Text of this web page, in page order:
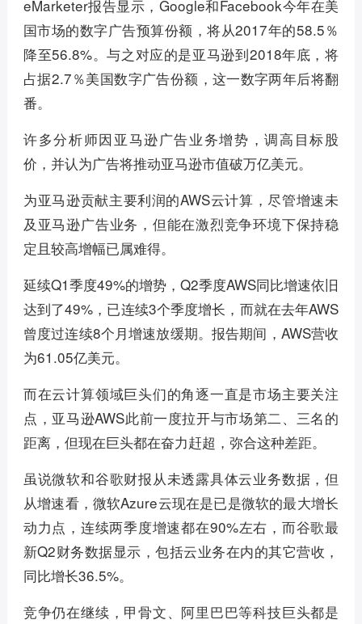
eMarketer报告显示，Google和Facebook今年在美
国市场的数字广告预算份额，将从2017年的58.5％
降至56.8%。与之对应的是亚马逊到2018年底，将
占据2.7％美国数字广告份额，这一数字两年后将翻
番。
许多分析师因亚马逊广告业务增势，调高目标股
价，并认为广告将推动亚马逊市值破万亿美元。
为亚马逊贡献主要利润的AWS云计算，尽管增速未
及亚马逊广告业务，但能在激烈竞争环境下保持稳
定且较高增幅已属难得。
延续Q1季度49%的增势，Q2季度AWS同比增速依旧
达到了49%，已连续3个季度增长，而就在去年AWS
曾度过连续8个月增速放缓期。报告期间，AWS营收
为61.05亿美元。
而在云计算领域巨头们的角逐一直是市场主要关注
点，亚马逊AWS此前一度拉开与市场第二、三名的
距离，但现在巨头都在奋力赶超，弥合这种差距。
虽说微软和谷歌财报从未透露具体云业务数据，但
从增速看，微软Azure云现在是已是微软的最大增长
动力点，连续两季度增速都在90%左右，而谷歌最
新Q2财务数据显示，包括云业务在内的其它营收，
同比增长36.5%。
竞争仍在继续，甲骨文、阿里巴巴等科技巨头都是